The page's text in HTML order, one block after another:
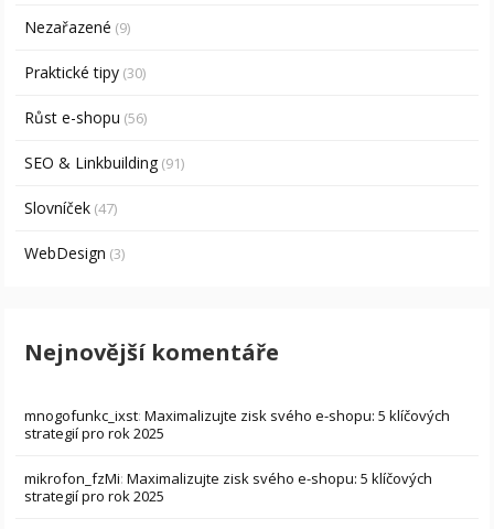
Nezařazené (9)
Praktické tipy (30)
Růst e-shopu (56)
SEO & Linkbuilding (91)
Slovníček (47)
WebDesign (3)
Nejnovější komentáře
mnogofunkc_ixst:Maximalizujte zisk svého e-shopu: 5 klíčových
strategií pro rok 2025
mikrofon_fzMi:Maximalizujte zisk svého e-shopu: 5 klíčových
strategií pro rok 2025